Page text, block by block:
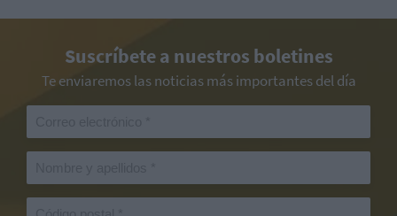
Suscríbete a nuestros boletines
Te enviaremos las noticias más importantes del día